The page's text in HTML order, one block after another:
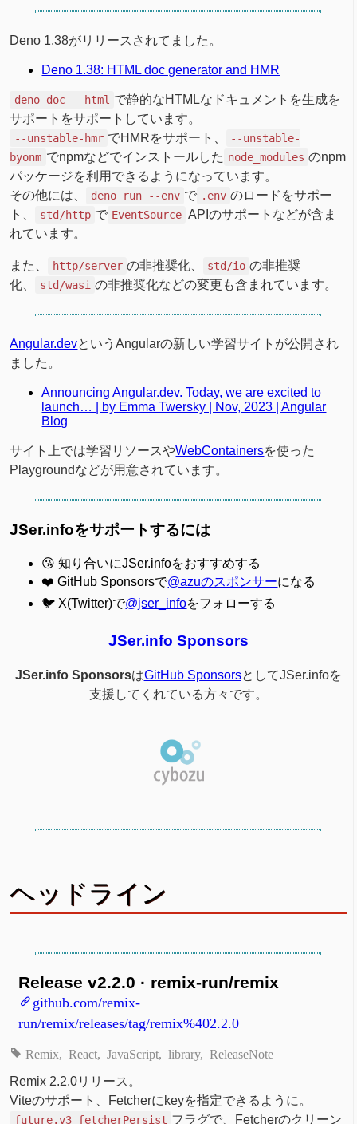
Deno 1.38がリリースされてました。
Deno 1.38: HTML doc generator and HMR
deno doc --html で静的なHTMLなドキュメントを生成を
サポートをサポートしています。
--unstable-hmr でHMRをサポート、
--unstable-
byonm でnpmなどでインストールした node_modules のnpm
パッケージを利用できるようになっています。
その他には、
deno run --env で .env のロードをサポー
ト、
std/http で EventSource APIのサポートなどが含ま
れています。
また、 http/server の非推奨化、 std/io の非推奨
化、
std/wasi の非推奨化などの変更も含まれています。
Angular.devというAngularの新しい学習サイトが公開され
ました。
Announcing Angular.dev. Today, we are excited to
launch… | by Emma Twersky | Nov, 2023 | Angular
Blog
サイト上では学習リソースやWebContainersを使った
Playgroundなどが用意されています。
JSer.infoをサポートするには
😘 知り合いにJSer.infoをおすすめする
❤️ GitHub Sponsorsで@azuのスポンサーになる
🐦 X(Twitter)で@jser_infoをフォローする
JSer.info Sponsors
JSer.info SponsorsはGitHub SponsorsとしてJSer.infoを
支援してくれている方々です。
ヘッドライン
Release v2.2.0 · remix-run/remix
github.com/remix-
run/remix/releases/tag/remix%402.2.0
Remix React JavaScript library ReleaseNote
Remix 2.2.0リリース。
Viteのサポート、Fetcherにkeyを指定できるように。
future.v3_fetcherPersist フラグで、Fetcherのクリーン